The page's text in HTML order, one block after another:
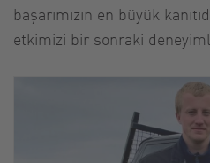
başarımızın en büyük
etkimizi bir sonraki